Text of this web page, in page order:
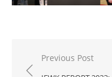
Previous Post